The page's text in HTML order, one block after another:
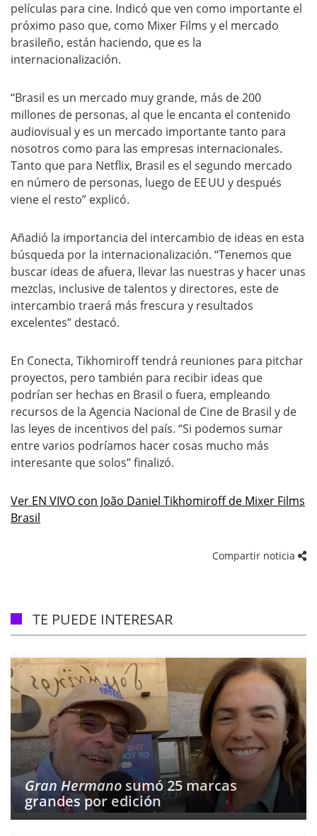
películas para cine. Indicó que ven como importante el
próximo paso que, como Mixer Films y el mercado
brasileño, están haciendo, que es la
internacionalización.
“Brasil es un mercado muy grande, más de 200
millones de personas, al que le encanta el contenido
audiovisual y es un mercado importante tanto para
nosotros como para las empresas internacionales.
Tanto que para Netflix, Brasil es el segundo mercado
en número de personas, luego de EE UU y después
viene el resto” explicó.
Añadió la importancia del intercambio de ideas en esta
búsqueda por la internacionalización. “Tenemos que
buscar ideas de afuera, llevar las nuestras y hacer unas
mezclas, inclusive de talentos y directores, este de
intercambio traerá más frescura y resultados
excelentes” destacó.
En Conecta, Tikhomiroff tendrá reuniones para pitchar
proyectos, pero también para recibir ideas que
podrían ser hechas en Brasil o fuera, empleando
recursos de la Agencia Nacional de Cine de Brasil y de
las leyes de incentivos del país. “Si podemos sumar
entre varios podríamos hacer cosas mucho más
interesante que solos” finalizó.
Ver EN VIVO con João Daniel Tikhomiroff de Mixer Films
Brasil
Compartir noticia
TE PUEDE INTERESAR
Gran Hermano sumó 25 marcas
grandes por edición